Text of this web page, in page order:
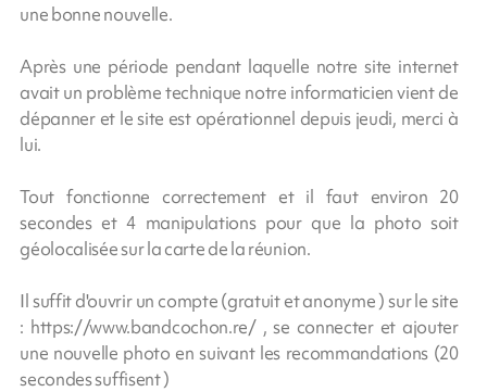
une bonne nouvelle.
Après une période pendant laquelle notre site internet
avait un problème technique notre informaticien vient de
dépanner et le site est opérationnel depuis jeudi, merci à
lui.
Tout fonctionne correctement et il faut environ 20
secondes et 4 manipulations pour que la photo soit
géolocalisée sur la carte de la réunion.
Il suffit d'ouvrir un compte (gratuit et anonyme ) sur le site
: https://www.bandcochon.re/ , se connecter et ajouter
une nouvelle photo en suivant les recommandations (20
secondes suffisent )